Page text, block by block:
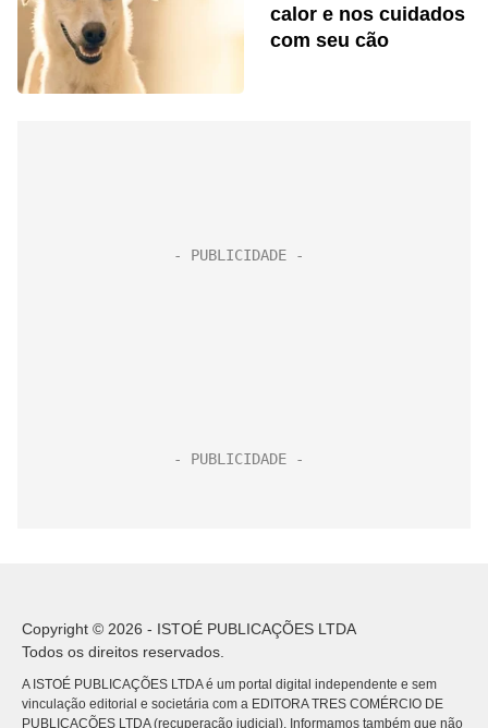
calor e nos cuidados
com seu cão
Copyright © 2026 - ISTOÉ PUBLICAÇÕES LTDA
Todos os direitos reservados.
A ISTOÉ PUBLICAÇÕES LTDA é um portal digital independente e sem
vinculação editorial e societária com a EDITORA TRES COMÉRCIO DE
PUBLICACÕES LTDA (recuperação judicial). Informamos também que não